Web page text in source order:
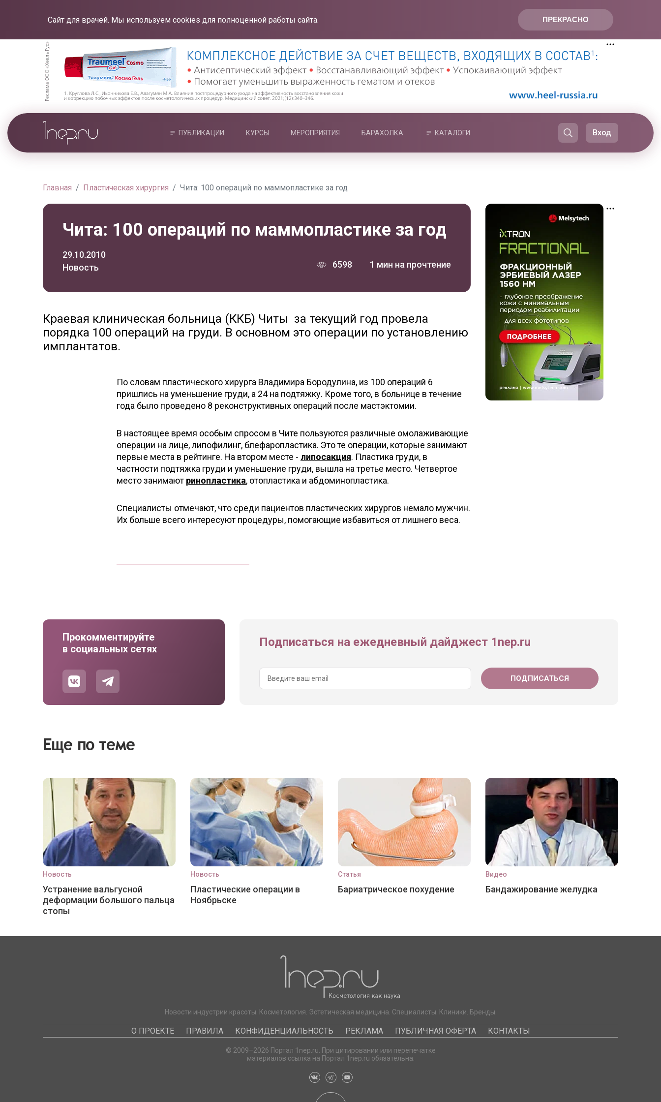
ПРЕКРАСНО
Сайт для врачей. Мы используем cookies для полноценной работы сайта.
ПУБЛИКАЦИИ КУРСЫ МЕРОПРИЯТИЯ БАРАХОЛКА КАТАЛОГИ Вход
Главная Пластическая хирургия Чита: 100 операций по маммопластике за год
Чита: 100 операций по маммопластике за год
29.10.2010
Новость
6598 1 мин на прочтение
Краевая клиническая больница (ККБ) Читы за текущий год провела
порядка 100 операций на груди. В основном это операции по установлению
имплантатов.
По словам пластического хирурга Владимира Бородулина, из 100 операций 6
пришлись на уменьшение груди, а 24 на подтяжку. Кроме того, в больнице в течение
года было проведено 8 реконструктивных операций после мастэктомии.
В настоящее время особым спросом в Чите пользуются различные омолаживающие
операции на лице, липофилинг, блефаропластика. Это те операции, которые занимают
первые места в рейтинге. На втором месте - липосакция. Пластика груди, в
частности подтяжка груди и уменьшение груди, вышла на третье место. Четвертое
место занимают ринопластика, отопластика и абдоминопластика.
Специалисты отмечают, что среди пациентов пластических хирургов немало мужчин.
Их больше всего интересуют процедуры, помогающие избавиться от лишнего веса.
Прокомментируйте
в социальных сетях
Подписаться на ежедневный дайджест 1nep.ru
Еще по теме
Новость
Устранение вальгусной
деформации большого пальца
стопы
Новость
Пластические операции в
Ноябрьске
Статья
Бариатрическое похудение
Видео
Бандажирование желудка
Новости индустрии красоты. Косметология. Эстетическая медицина. Специалисты. Клиники. Бренды.
О ПРОЕКТЕ ПРАВИЛА КОНФИДЕНЦИАЛЬНОСТЬ РЕКЛАМА ПУБЛИЧНАЯ ОФЕРТА КОНТАКТЫ
© 2009–2026 Портал 1nep.ru. При цитировании или перепечатке
материалов ссылка на Портал 1nep.ru обязательна.